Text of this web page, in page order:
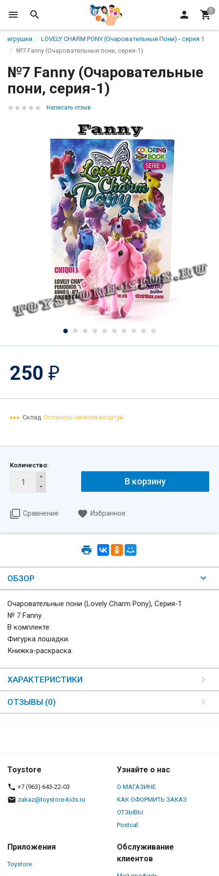
игрушки
LOVELY CHARM PONY (Очаровательные Пони) - серия 1
№7 Fanny (Очаровательные пони, серия-1)
№7 Fanny (Очаровательные
пони, серия-1)
Написать отзыв
250 ₽
Склад Осталось несколько штук
Количество:
В корзину
Сравнение Избранное
ОБЗОР
Очаровательные пони (Lovely Charm Pony), Серия-1
№ 7 Fanny.
В комплекте:
Фигурка лошадки.
Книжка-раскраска.
ХАРАКТЕРИСТИКИ
ОТЗЫВЫ (0)
Toystore
+7 (963) 643-22-03
zakaz@toystore-kids.ru
Узнайте о нас
О МАГАЗИНЕ
КАК ОФОРМИТЬ ЗАКАЗ
ОТЗЫВЫ
Postcal
Приложения
Toystore
Обслуживание
клиентов